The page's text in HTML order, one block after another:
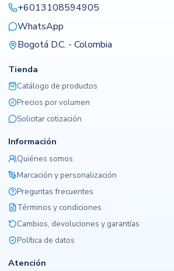
+6013108594905
WhatsApp
Bogotá D.C. - Colombia
Tienda
Catálogo de productos
Precios por volumen
Solicitar cotización
Información
Quiénes somos
Marcación y personalización
Preguntas frecuentes
Términos y condiciones
Cambios, devoluciones y garantías
Política de datos
Atención